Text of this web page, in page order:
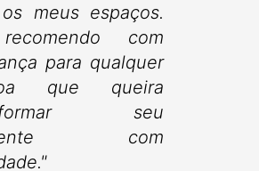
meus espaços.
com
para qualquer
que queira
seu
com